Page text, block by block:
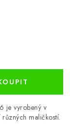
je vyrobený v
maličkostí.